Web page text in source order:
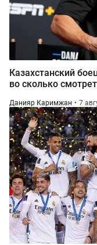
Казахстанский
во сколько
Данияр Каримжан 7